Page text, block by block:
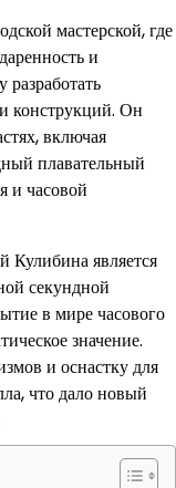
мастерской, где
и
конструкций. Он
включая
плавательный
и часовой
Кулибина является
секундной
в мире часового
значение.
и оснастку для
что дало новый